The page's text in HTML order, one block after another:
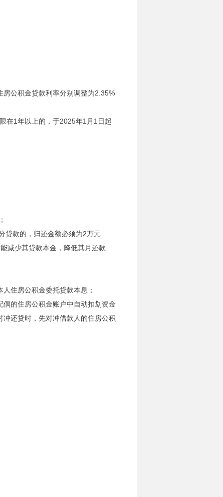
公积金贷款利率分别调整为2.35%
在1年以上的，于2025年1月1日起
贷款的，归还金额必须为2万元
减少其贷款本金，降低其月还款
住房公积金委托贷款本息；
偶的住房公积金账户中自动扣划资金
还贷时，先对冲借款人的住房公积